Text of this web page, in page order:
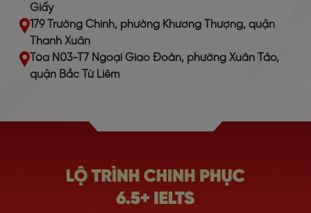
Giấy
179 Trường Chinh, phường Khương Thượng, quận
Thanh Xuân
Tòa N03-T7 Ngoại Giao Đoàn, phường Xuân Tảo,
quận Bắc Từ Liêm